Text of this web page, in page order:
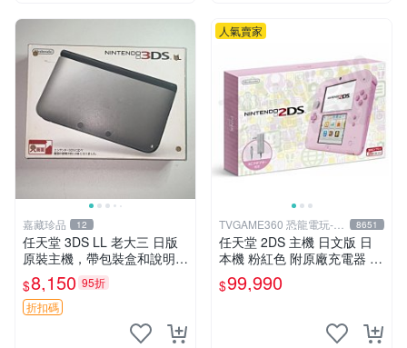
嘉藏珍品 12
任天堂 3DS LL 老大三 日版
原裝主機，帶包裝盒和說明
書，成色看看圖，外殼有明顯
使用痕跡，整體保存一般，具
體細節見圖，主機已測試，功
$8,150 95折
折扣碼
人氣賣家
TVGAME360 恐龍電玩-台
中店
8651
任天堂 2DS 主機 日文版 日
本機 粉紅色 附原廠充電器 保
護貼【台中恐龍電玩】
$99,990